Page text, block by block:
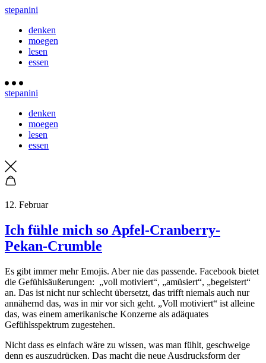
stepanini
denken
moegen
lesen
essen
stepanini
denken
moegen
lesen
essen
12. Februar
Ich fühle mich so Apfel-Cranberry-
Pekan-Crumble
Es gibt immer mehr Emojis. Aber nie das passende. Facebook bietet
die Gefühlsäußerungen: „voll motiviert“, „amüsiert“, „begeistert“
an. Das ist nicht nur schlecht übersetzt, das trifft niemals auch nur
annähernd das, was in mir vor sich geht. „Voll motiviert“ ist alleine
das, was einem amerikanische Konzerne als adäquates
Gefühlsspektrum zugestehen.
Nicht dass es einfach wäre zu wissen, was man fühlt, geschweige
denn es auszudrücken. Das macht die neue Ausdrucksform der